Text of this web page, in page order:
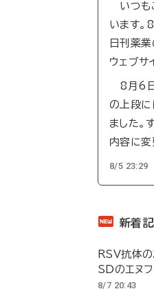
いつも
います。
日刊薬業
ウェブサ
8月6日
の上段に
ました。
内容に変
8/5 23:29
新着
RSV抗体
SDのエヌ
8/7 20:43